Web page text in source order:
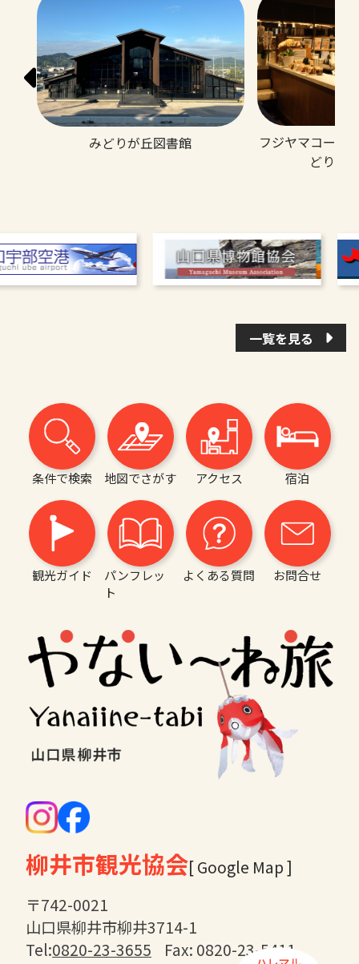
みどりが丘図書館
フジヤマコーヒ
どりが
一覧を見る
条件で検索 地図でさがす アクセス 宿泊
観光ガイド
パンフレッ
ト
よくある質問 お問合せ
柳井市観光協会[ Google Map ]
〒742-0021
山口県柳井市柳井3714-1
Tel:0820-23-3655 Fax: 0820-23-5411